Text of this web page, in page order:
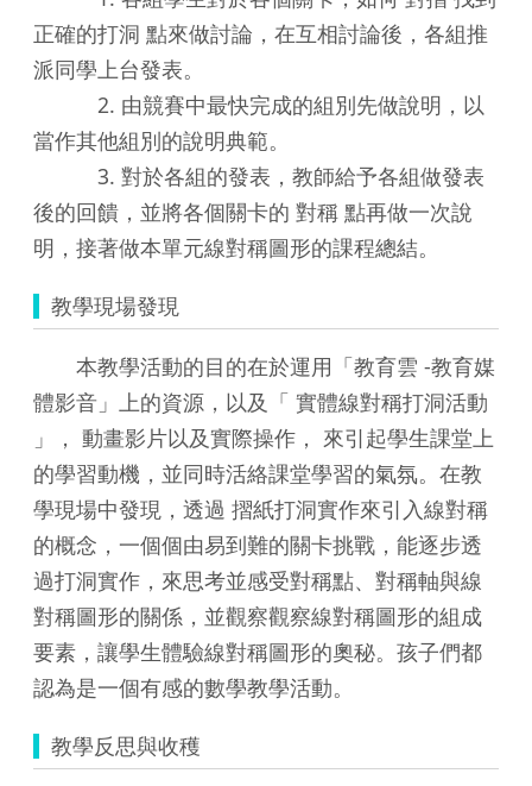
正確的打洞 點來做討論，在互相討論後，各組推
派同學上台發表。
2. 由競賽中最快完成的組別先做說明，以
當作其他組別的說明典範。
3. 對於各組的發表，教師給予各組做發表
後的回饋，並將各個關卡的 對稱 點再做一次說
明，接著做本單元線對稱圖形的課程總結。
教學現場發現
本教學活動的目的在於運用「教育雲 -教育媒
體影音」上的資源，以及「 實體線對稱打洞活動
」， 動畫影片以及實際操作， 來引起學生課堂上
的學習動機，並同時活絡課堂學習的氣氛。在教
學現場中發現，透過 摺紙打洞實作來引入線對稱
的概念，一個個由易到難的關卡挑戰，能逐步透
過打洞實作，來思考並感受對稱點、對稱軸與線
對稱圖形的關係，並觀察觀察線對稱圖形的組成
要素，讓學生體驗線對稱圖形的奧秘。孩子們都
認為是一個有感的數學教學活動。
教學反思與收穫